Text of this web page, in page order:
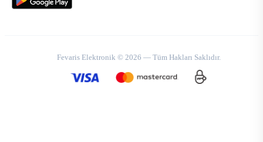
Fevaris Elektronik © 2026 — Tüm Hakları Saklıdır.